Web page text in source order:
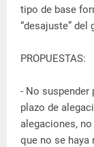
tipo de base
“desajuste” del
PROPUESTAS:
- No suspender
plazo de
alegaciones,
que no se